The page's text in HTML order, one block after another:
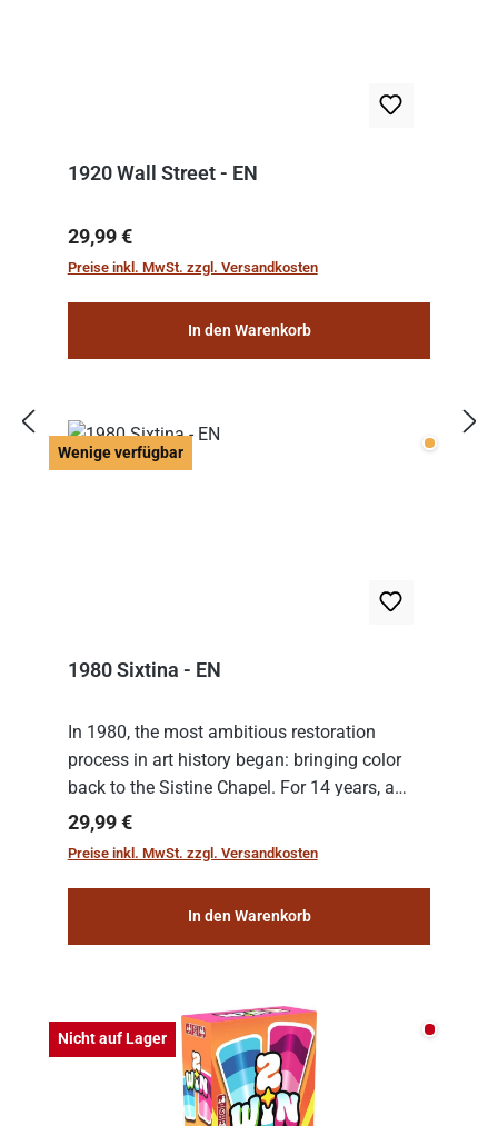
1920 Wall Street - EN
Regulärer Preis:
29,99 €
Preise inkl. MwSt. zzgl. Versandkosten
In den Warenkorb
Wenige verfügbar Wenige
1980 Sixtina - EN
In 1980, the most ambitious restoration
process in art history began: bringing color
back to the Sistine Chapel. For 14 years, a
team of experts from the Vatican undertook
the meticulous job of cleaning and
Regulärer Preis:
29,99 €
Preise inkl. MwSt. zzgl. Versandkosten
In den Warenkorb
Nicht auf Lager Nicht